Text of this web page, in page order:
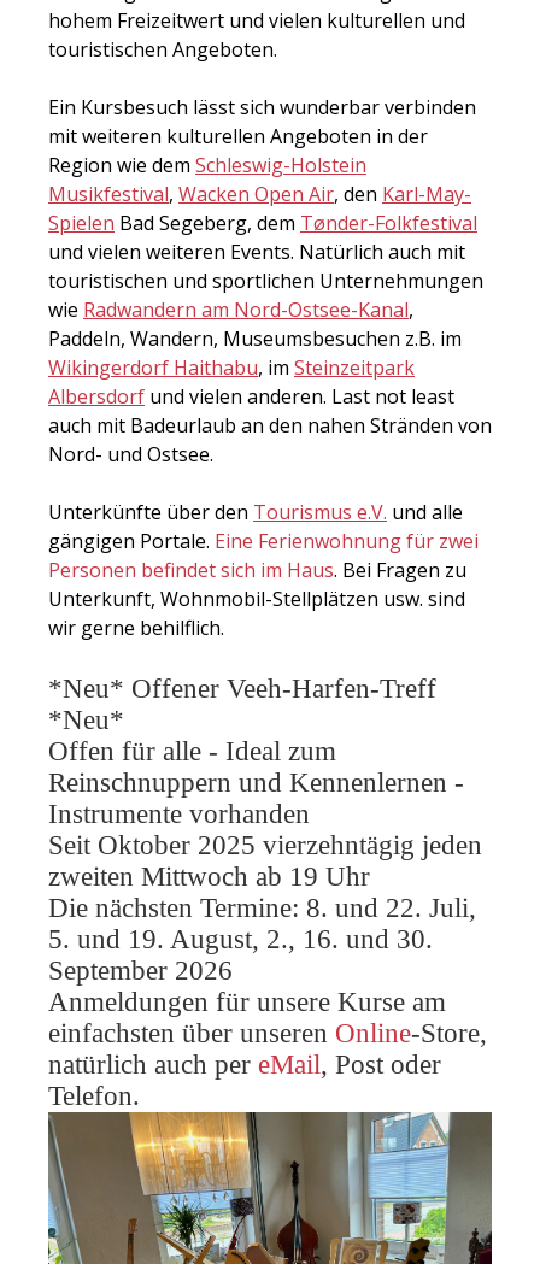
hohem Freizeitwert und vielen kulturellen und
touristischen Angeboten.
Ein Kursbesuch lässt sich wunderbar verbinden
mit weiteren kulturellen Angeboten in der
Region wie dem Schleswig-Holstein
Musikfestival, Wacken Open Air, den Karl-May-
Spielen Bad Segeberg, dem Tønder-Folkfestival
und vielen weiteren Events. Natürlich auch mit
touristischen und sportlichen Unternehmungen
wie Radwandern am Nord-Ostsee-Kanal,
Paddeln, Wandern, Museumsbesuchen z.B. im
Wikingerdorf Haithabu, im Steinzeitpark
Albersdorf und vielen anderen. Last not least
auch mit Badeurlaub an den nahen Stränden von
Nord- und Ostsee.
Unterkünfte über den Tourismus e.V. und alle
gängigen Portale. Eine Ferienwohnung für zwei
Personen befindet sich im Haus. Bei Fragen zu
Unterkunft, Wohnmobil-Stellplätzen usw. sind
wir gerne behilflich.
*Neu* Offener Veeh-Harfen-Treff
*Neu*
Offen für alle - Ideal zum
Reinschnuppern und Kennenlernen -
Instrumente vorhanden
Seit Oktober 2025 vierzehntägig jeden
zweiten Mittwoch ab 19 Uhr
Die nächsten Termine: 8. und 22. Juli,
5. und 19. August, 2., 16. und 30.
September 2026
Anmeldungen für unsere Kurse am
einfachsten über unseren Online-Store,
natürlich auch per eMail, Post oder
Telefon.